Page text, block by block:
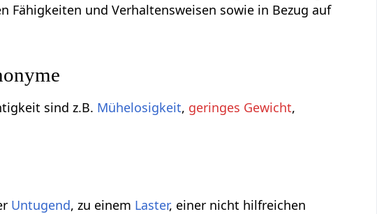
Fähigkeiten und Verhaltensweisen sowie in Bezug auf
sind z.B. Mühelosigkeit, geringes Gewicht,
Untugend, zu einem Laster, einer nicht hilfreichen